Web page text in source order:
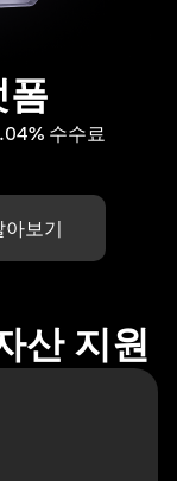
폼
수수료
아보기
산 지원